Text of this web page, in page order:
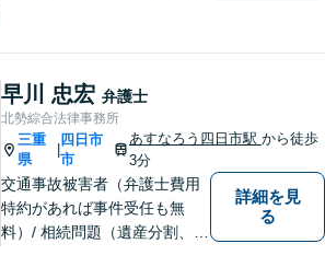
して、一緒に解決方法を考え
る手助けをさせていただけれ
ばと思いますので、お気軽に
ご相談ください。
早川 忠宏 弁護士
北勢綜合法律事務所
三重
県
四日市
市
あすなろう四日市駅 から徒歩
3分
交通事故被害者（弁護士費用
特約があれば事件受任も無
料）/ 相続問題（遺産分割、遺
詳細を見
る